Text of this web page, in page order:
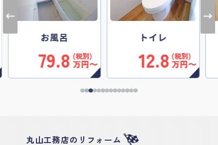
トイレ
12.8万円〜
洗面
8.8万円〜
丸山工務店のリフォーム